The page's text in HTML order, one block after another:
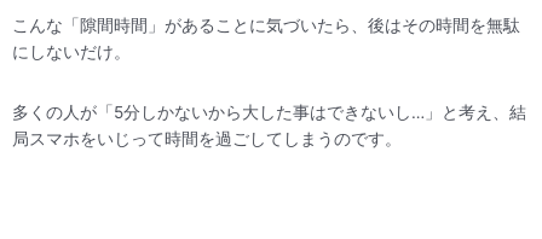
こんな「隙間時間」があることに気づいたら、後はその時間を無駄
にしないだけ。
多くの人が「5分しかないから大した事はできないし…」と考え、結
局スマホをいじって時間を過ごしてしまうのです。